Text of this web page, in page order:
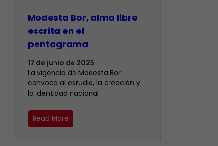
Modesta Bor, alma libre
escrita en el
pentagrama
17 de junio de 2026
La vigencia de Modesta Bor
convoca al estudio, la creación y
la identidad nacional
Read More